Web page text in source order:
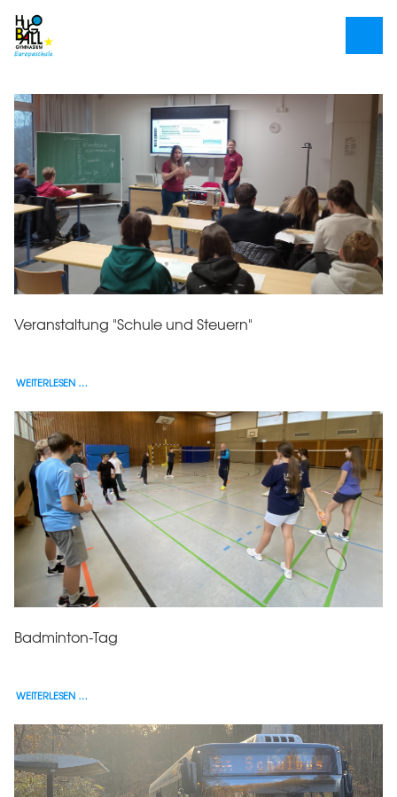
Veranstaltung "Schule und Steuern"
WEITERLESEN …
Badminton-Tag
WEITERLESEN …